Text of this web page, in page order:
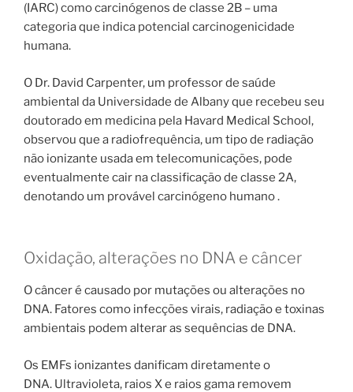
(IARC) como carcinógenos de classe 2B – uma
categoria que indica potencial carcinogenicidade
humana.
O Dr. David Carpenter, um professor de saúde
ambiental da Universidade de Albany que recebeu seu
doutorado em medicina pela Havard Medical School,
observou que a radiofrequência, um tipo de radiação
não ionizante usada em telecomunicações, pode
eventualmente cair na classificação de classe 2A,
denotando um provável carcinógeno humano .
Oxidação, alterações no DNA e câncer
O câncer é causado por mutações ou alterações no
DNA. Fatores como infecções virais, radiação e toxinas
ambientais podem alterar as sequências de DNA.
Os EMFs ionizantes danificam diretamente o
DNA. Ultravioleta, raios X e raios gama removem